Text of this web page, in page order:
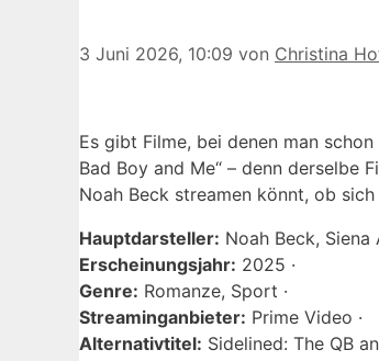
3 Juni 2026, 10:09 von Christina
Es gibt Filme, bei denen man
Bad Boy and Me“ – denn derselbe
Noah Beck streamen könnt, ob
Hauptdarsteller: Noah Beck, Siena
Erscheinungsjahr: 2025 ·
Genre: Romanze, Sport ·
Streaminganbieter: Prime Video ·
Alternativtitel: Sidelined: The QB